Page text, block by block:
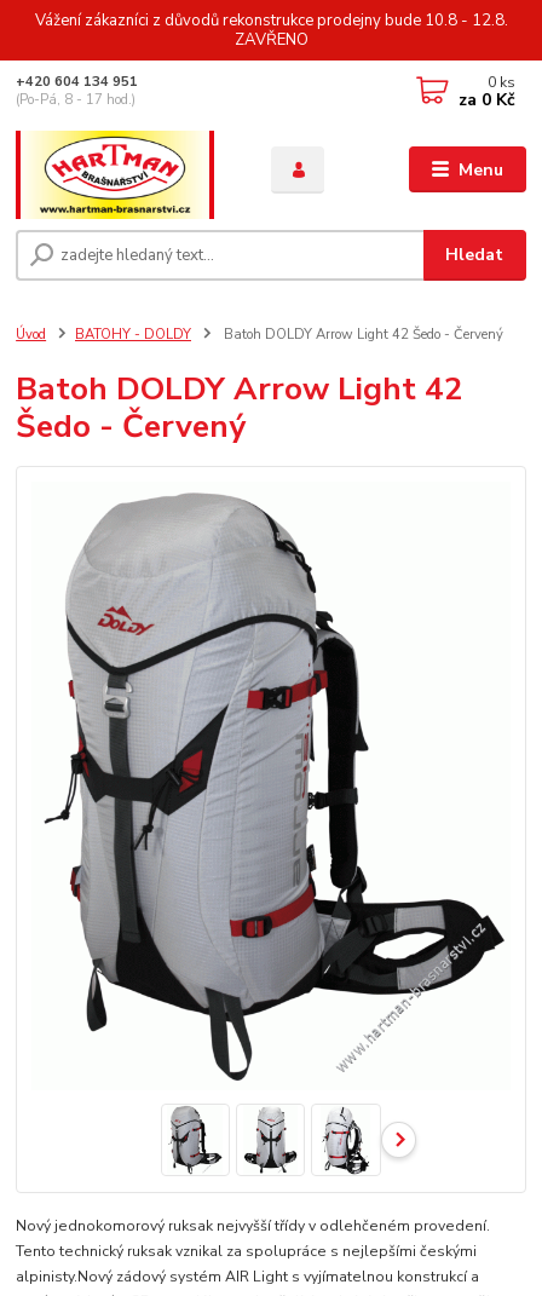
Vážení zákazníci z důvodů rekonstrukce prodejny bude 10.8 - 12.8.
ZAVŘENO
Menu
Hledat
+420 604 134 951
(Po-Pá, 8 - 17 hod.)
0 ks
za 0 Kč
Úvod BATOHY - DOLDY Batoh DOLDY Arrow Light 42 Šedo - Červený
Batoh DOLDY Arrow Light 42
Šedo - Červený
Nový jednokomorový ruksak nejvyšší třídy v odlehčeném provedení.
Tento technický ruksak vznikal za spolupráce s nejlepšími českými
alpinisty.Nový zádový systém AIR Light s vyjímatelnou konstrukcí a